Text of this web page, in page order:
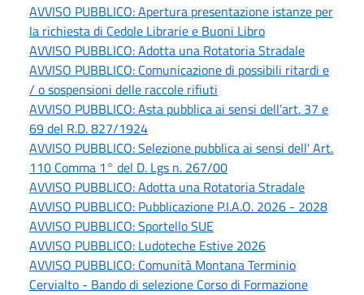
AVVISO PUBBLICO: Apertura presentazione istanze per
la richiesta di Cedole Librarie e Buoni Libro
AVVISO PUBBLICO: Adotta una Rotatoria Stradale
AVVISO PUBBLICO: Comunicazione di possibili ritardi e
/ o sospensioni delle raccole rifiuti
AVVISO PUBBLICO: Asta pubblica ai sensi dell’art. 37 e
69 del R.D. 827/1924
AVVISO PUBBLICO: Selezione pubblica ai sensi dell' Art.
110 Comma 1° del D. Lgs n. 267/00
AVVISO PUBBLICO: Adotta una Rotatoria Stradale
AVVISO PUBBLICO: Pubblicazione P.I.A.O. 2026 - 2028
AVVISO PUBBLICO: Sportello SUE
AVVISO PUBBLICO: Ludoteche Estive 2026
AVVISO PUBBLICO: Comunità Montana Terminio
Cervialto - Bando di selezione Corso di Formazione